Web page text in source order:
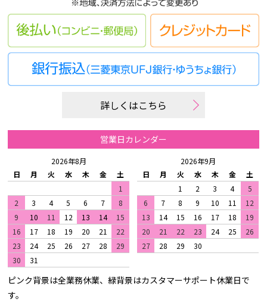
詳しくはこちら
営業日カレンダー
2026年8月
日
月 火 水 木 金
土
1
2
3 4 5 6 7
8
9
10 11 12 13 14
15
16
17 18 19 20 21
22
23
24 25 26 27 28
29
30
31
2026年9月
日
月 火 水 木 金
土
1
2 3 4
5
6
7 8 9 10 11
12
13
14 15 16 17 18
19
20
21 22 23 24 25
26
27
28 29 30
ピンク背景は全業務休業、緑背景はカスタマーサポート休業日で
す。